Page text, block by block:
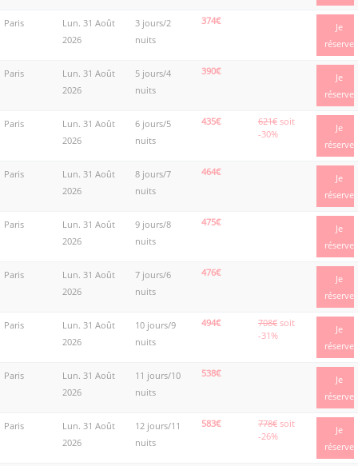
Paris
Lun. 31 Août
2026
3 jours/2
nuits
374€
Je
réserve
Paris
Lun. 31 Août
2026
5 jours/4
nuits
390€
Je
réserve
Paris
Lun. 31 Août
2026
6 jours/5
nuits
435€ 621€ soit
-30%
Je
réserve
Paris
Lun. 31 Août
2026
8 jours/7
nuits
464€
Je
réserve
Paris
Lun. 31 Août
2026
9 jours/8
nuits
475€
Je
réserve
Paris
Lun. 31 Août
2026
7 jours/6
nuits
476€
Je
réserve
Paris
Lun. 31 Août
2026
10 jours/9
nuits
494€ 708€ soit
-31%
Je
réserve
Paris
Lun. 31 Août
2026
11 jours/10
nuits
538€
Je
réserve
Paris
Lun. 31 Août
2026
12 jours/11
nuits
583€ 778€ soit
-26%
Je
réserve